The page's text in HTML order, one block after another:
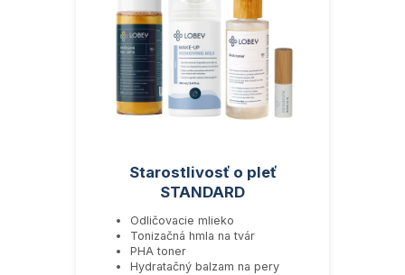
Starostlivosť o pleť
STANDARD
Odličovacie mlieko
Tonizačná hmla na tvár
PHA toner
Hydratačný balzam na pery